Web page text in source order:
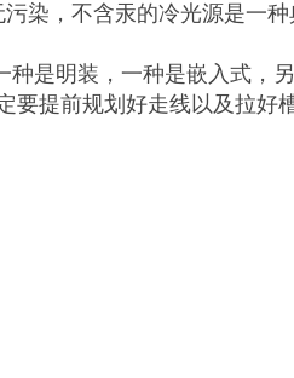
染，不含汞的冷光源是一
是明装，一种是嵌入式，
要提前规划好走线以及拉好